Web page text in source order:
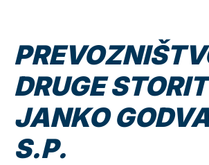
Zaposlitev
O nas
DRUGE
JANKO
S.P.